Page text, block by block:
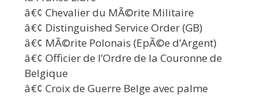
â€¢ Chevalier du MÃ©rite Militaire
â€¢ Distinguished Service Order (GB)
â€¢ MÃ©rite Polonais (EpÃ©e d’Argent)
â€¢ Officier de l’Ordre de la Couronne de
Belgique
â€¢ Croix de Guerre Belge avec palme